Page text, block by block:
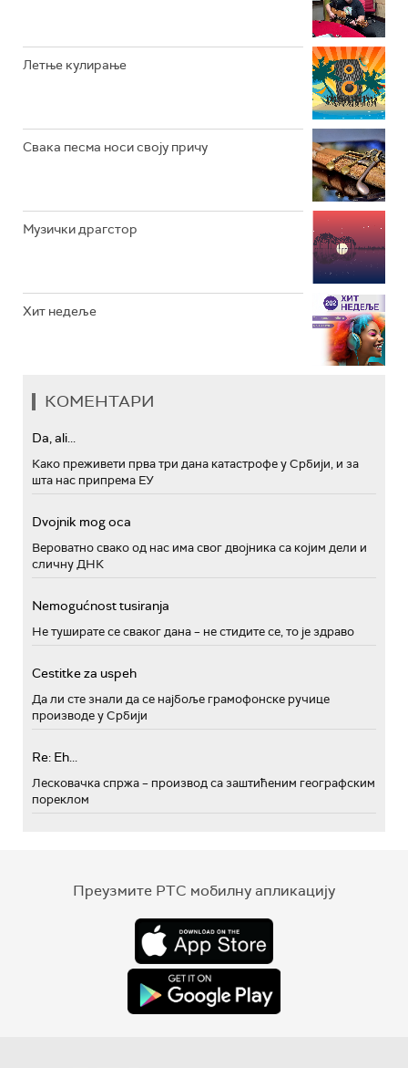
РАДИО ЏЕЗЕР
Летње кулирање
Свака песма носи своју причу
Музички драгстор
Хит недеље
КОМЕНТАРИ
Da, ali...
Како преживети прва три дана катастрофе у Србији, и за
шта нас припрема ЕУ
Dvojnik mog oca
Вероватно свако од нас има свог двојника са којим дели и
сличну ДНК
Nemogućnost tusiranja
Не туширате се сваког дана – не стидите се, то је здраво
Cestitke za uspeh
Да ли сте знали да се најбоље грамофонске ручице
производе у Србији
Re: Eh...
Лесковачка спржа – производ са заштићеним географским
пореклом
Преузмите РТС мобилну апликацију